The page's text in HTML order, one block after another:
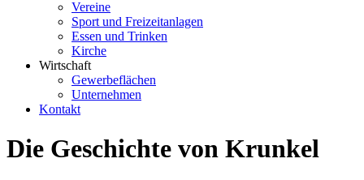
Vereine
Sport und Freizeitanlagen
Essen und Trinken
Kirche
Wirtschaft
Gewerbeflächen
Unternehmen
Kontakt
Die Geschichte von Krunkel